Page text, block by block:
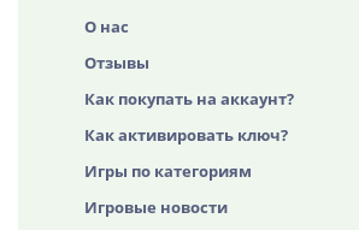
О нас
Отзывы
Как покупать на аккаунт?
Как активировать ключ?
Игры по категориям
Игровые новости